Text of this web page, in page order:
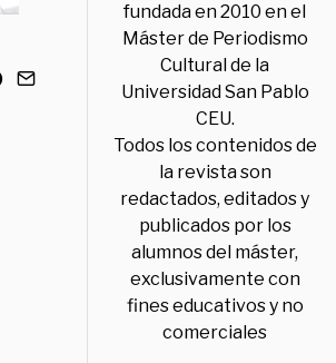
fundada en 2010 en el
Máster de Periodismo
Cultural de la
Universidad San Pablo
CEU.
Todos los contenidos de
la revista son
redactados, editados y
publicados por los
alumnos del máster,
exclusivamente con
fines educativos y no
comerciales